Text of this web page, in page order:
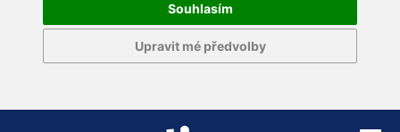
Souhlasím
Upravit mé předvolby